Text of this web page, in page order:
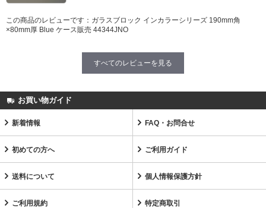
この商品のレビューです： ガラスブロック インカラーシリーズ 190mm角
×80mm厚 Blue ケース販売 44344JNO
すべてのレビューを見る
お買い物ガイド
新着情報 FAQ・お問合せ
初めての方へ ご利用ガイド
送料について 個人情報保護方針
ご利用規約 特定商取引